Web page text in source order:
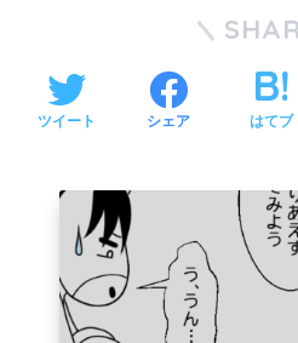
ツイート シェア はてブ